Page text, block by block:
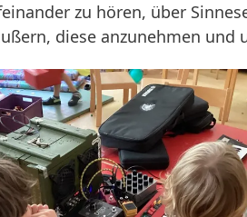
zu hören, über
diese anzunehmen und